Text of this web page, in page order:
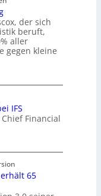
der sich
beruft,
aller
gegen kleine
IFS
Financial
65